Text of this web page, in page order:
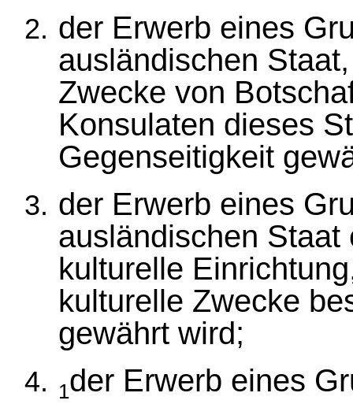
der Erwerb eines
ausländischen
Zwecke von
Konsulaten dieses
Gegenseitigkeit
der Erwerb eines
ausländischen
kulturelle
kulturelle Zwecke
gewährt wird;
1der Erwerb eines